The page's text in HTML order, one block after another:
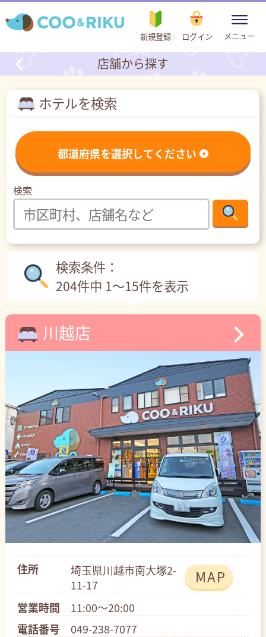
新規登録 ログイン
toggle
メニュー
店舗から探す
ホテルを検索
都道府県を選択してください
検索
検索条件：
204件中 1～15件を表示
川越店
住所
埼玉県川越市南大塚2-
11-17
MAP
営業時間
11:00～20:00
電話番号
049-238-7077